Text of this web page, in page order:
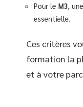
Pour le M3 ,
essentielle.
Ces critères
formation la
et à votre